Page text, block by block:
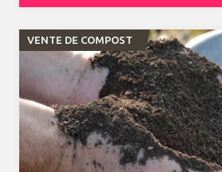
VENTE DE COMPOST